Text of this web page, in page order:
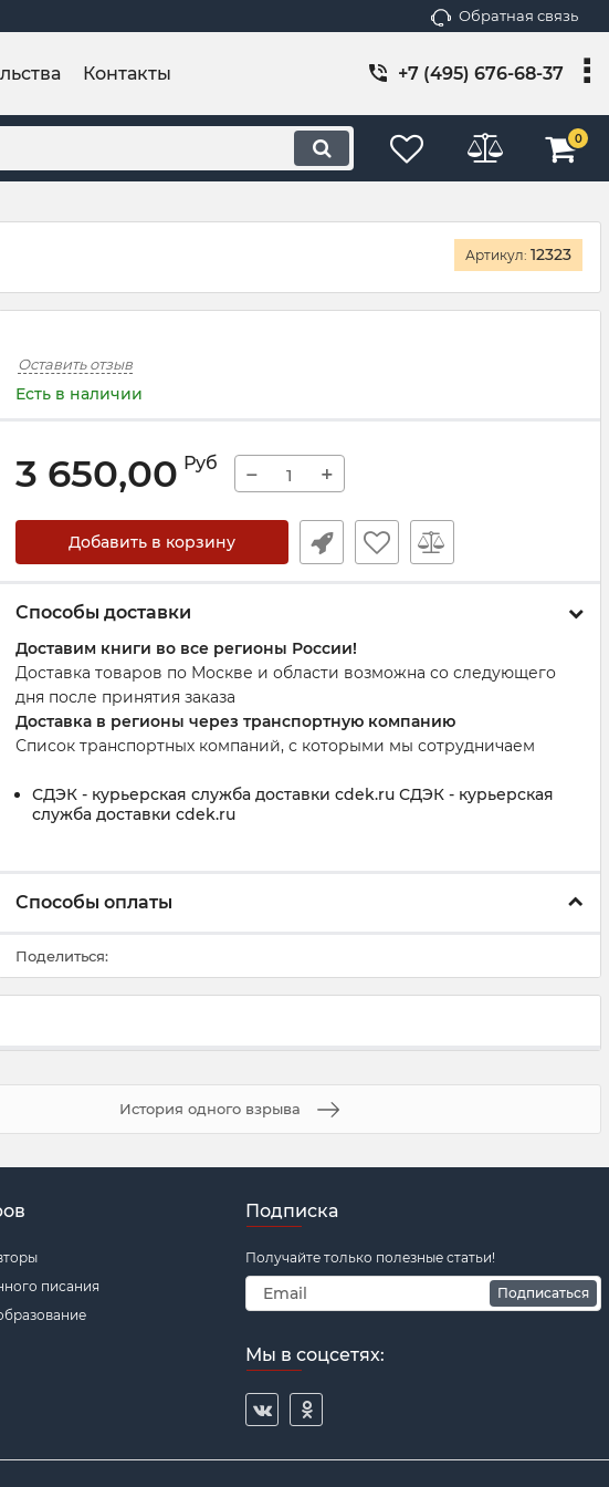
Обратная связь
Контакты +7 (495) 676-68-37
0
Артикул: 12323
Оставить отзыв
Есть в наличии
3 650,00 Руб − +
Добавить в корзину
Способы доставки
Доставим книги во все регионы России!
Доставка товаров по Москве и области возможна со следующего
дня после принятия заказа
Доставка в регионы через транспортную компанию
Список транспортных компаний, с которыми мы сотрудничаем
СДЭК - курьерская служба доставки cdek.ru СДЭК - курьерская
служба доставки cdek.ru
Способы оплаты
Поделиться:
История одного взрыва
писания
Подписка
Получайте только полезные статьи!
Подписаться
Мы в соцсетях: